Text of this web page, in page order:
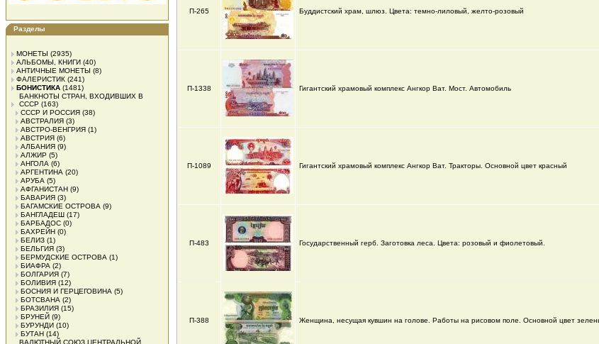
Разделы
МОНЕТЫ (2935)
АЛЬБОМЫ, КНИГИ (40)
АНТИЧНЫЕ МОНЕТЫ (8)
ФАЛЕРИСТИК (241)
БОНИСТИКА (1481)
БАНКНОТЫ СТРАН, ВХОДИВШИХ В
СССР (163)
СССР И РОССИЯ (38)
АВСТРАЛИЯ (3)
АВСТРО-ВЕНГРИЯ (1)
АВСТРИЯ (6)
АЛБАНИЯ (9)
АЛЖИР (5)
АНГОЛА (6)
АРГЕНТИНА (20)
АРУБА (5)
АФГАНИСТАН (9)
БАВАРИЯ (3)
БАГАМСКИЕ ОСТРОВА (9)
БАНГЛАДЕШ (17)
БАРБАДОС (0)
БАХРЕЙН (0)
БЕЛИЗ (1)
БЕЛЬГИЯ (3)
БЕРМУДСКИЕ ОСТРОВА (1)
БИАФРА (2)
БОЛГАРИЯ (7)
БОЛИВИЯ (12)
БОСНИЯ И ГЕРЦЕГОВИНА (5)
БОТСВАНА (2)
БРАЗИЛИЯ (15)
БРУНЕЙ (9)
БУРУНДИ (10)
БУТАН (14)
ВАЛЮТНЫЙ СОЮЗ ЦЕНТРАЛЬНОЙ
П-265 Буддистский храм, шлюз. Цвета: темно-лиловый, желто-розовый
П-1338 Гигантский храмовый комплекс Ангкор Ват. Мост. Автомобиль
П-1089 Гигантский храмовый комплекс Ангкор Ват. Тракторы. Основной цвет красный
П-483 Государственный герб. Заготовка леса. Цвета: розовый и фиолетовый.
П-388 Женщина, несущая кувшин на голове. Работы на рисовом поле. Основной цвет